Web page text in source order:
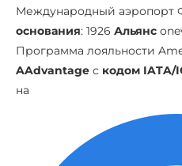
Международный аэропорт
основания: 1926 Альянс
Программа лояльности
AAdvantage с кодом IATA/
на